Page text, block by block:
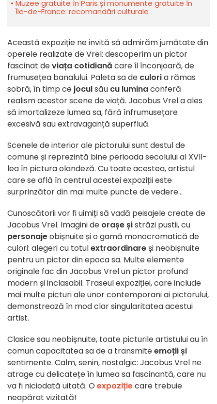
Muzee gratuite în Paris și monumente gratuite în
Île-de-France: recomandări culturale
Această expoziție ne invită să admirăm jumătate din
operele realizate de Vrel: descoperim un pictor
fascinat deviața cotidiană care îl înconjoară, de
frumusețea banalului. Paleta sa de culoria rămas
sobră, în timp ce joculsău cu luminaconferă
realism acestor scene de viață. Jacobus Vrel a ales
să imortalizeze lumea sa, fără înfrumusețare
excesivă sau extravaganță superfluă.
Scenele de interior ale pictorului sunt destul de
comune și reprezintă bine perioada secolului al XVII-
lea în pictura olandeză. Cu toate acestea, artistul
care se află în centrul acestei expoziții este
surprinzător din mai multe puncte de vedere...
Cunoscătorii vor fi uimiți să vadă peisajele create de
Jacobus Vrel. Imagini de orașe șistrăzi pustii, cu
personajeobișnuite și o gamă monocromatică de
culori: alegeri cu totulextraordinare și neobișnuite
pentru un pictor din epoca sa. Multe elemente
originale fac din Jacobus Vrel un pictor profund
modern și inclasabil. Traseul expoziției, care include
mai multe picturi ale unor contemporani ai pictorului,
demonstrează în mod clar singularitatea acestui
artist.
Clasice sau neobișnuite, toate picturile artistului au în
comun capacitatea sa de a transmiteemoții și
sentimente. Calm, senin, nostalgic: Jacobus Vrel ne
atrage cu delicatețe în lumea sa fascinantă, care nu
va fi niciodată uitată. O expozițiecare trebuie
neapărat vizitată!